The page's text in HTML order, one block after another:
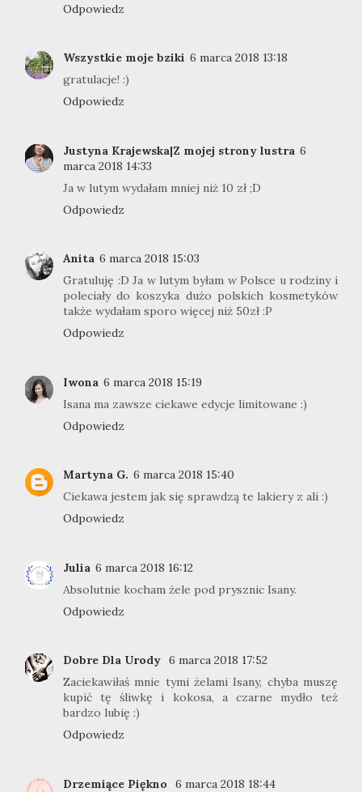
Odpowiedz
Wszystkie moje bziki 6 marca 2018 13:18
gratulacje! :)
Odpowiedz
Justyna Krajewska|Z mojej strony lustra 6
marca 2018 14:33
Ja w lutym wydałam mniej niż 10 zł ;D
Odpowiedz
Anita 6 marca 2018 15:03
Gratuluję :D Ja w lutym byłam w Polsce u rodziny i
poleciały do koszyka dużo polskich kosmetyków
także wydałam sporo więcej niż 50zł :P
Odpowiedz
Iwona 6 marca 2018 15:19
Isana ma zawsze ciekawe edycje limitowane :)
Odpowiedz
Martyna G. 6 marca 2018 15:40
Ciekawa jestem jak się sprawdzą te lakiery z ali :)
Odpowiedz
Julia 6 marca 2018 16:12
Absolutnie kocham żele pod prysznic Isany.
Odpowiedz
Dobre Dla Urody 6 marca 2018 17:52
Zaciekawiłaś mnie tymi żelami Isany, chyba muszę
kupić tę śliwkę i kokosa, a czarne mydło też
bardzo lubię :)
Odpowiedz
Drzemiące Piękno
6 marca 2018 18:44